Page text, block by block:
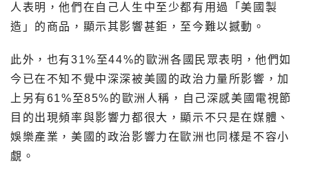
人表明，他們在自己人生中至少都有用過「美國製
造」的商品，顯示其影響甚鉅，至今難以撼動。
此外，也有31%至44%的歐洲各國民眾表明，他們如
今已在不知不覺中深深被美國的政治力量所影響，加
上另有61%至85%的歐洲人稱，自己深感美國電視節
目的出現頻率與影響力都很大，顯示不只是在媒體、
娛樂產業，美國的政治影響力在歐洲也同樣是不容小
覷。